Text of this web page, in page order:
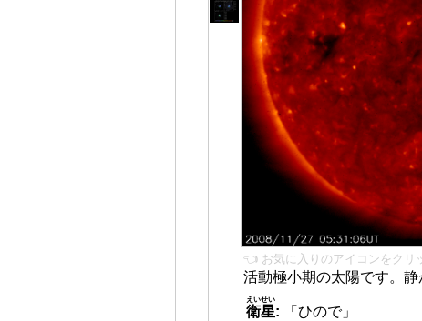
👈 お気に入りのアイコンをクリ
活動極小期の太陽です。静
衛星
えいせい
:
「ひので」